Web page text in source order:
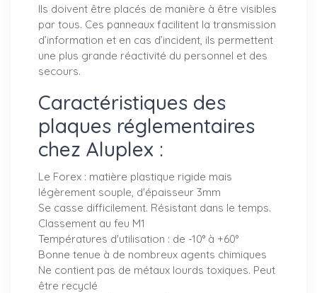
Ils doivent être placés de manière à être visibles
par tous. Ces panneaux facilitent la transmission
d’information et en cas d’incident, ils permettent
une plus grande réactivité du personnel et des
secours.
Caractéristiques des
plaques réglementaires
chez Aluplex :
Le Forex : matière plastique rigide mais
légèrement souple, d'épaisseur 3mm
Se casse difficilement. Résistant dans le temps.
Classement au feu M1
Températures d'utilisation : de -10° à +60°
Bonne tenue à de nombreux agents chimiques
Ne contient pas de métaux lourds toxiques. Peut
être recyclé